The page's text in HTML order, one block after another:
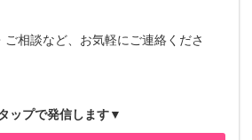
相談など、お気軽にご連絡くださ
ップで発信します▼